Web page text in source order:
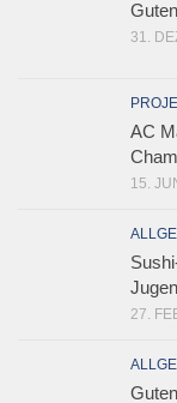
31.
AC
15.
27.